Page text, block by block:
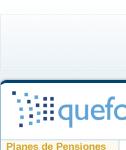
Planes de Pensiones